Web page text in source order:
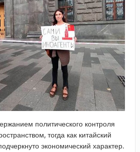
политического контроля
тогда как китайский
экономический характер.